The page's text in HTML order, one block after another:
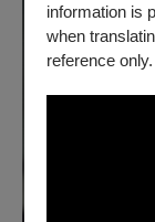
information is
when
reference only.